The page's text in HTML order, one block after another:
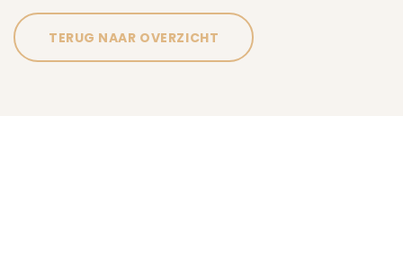
TERUG NAAR OVERZICHT